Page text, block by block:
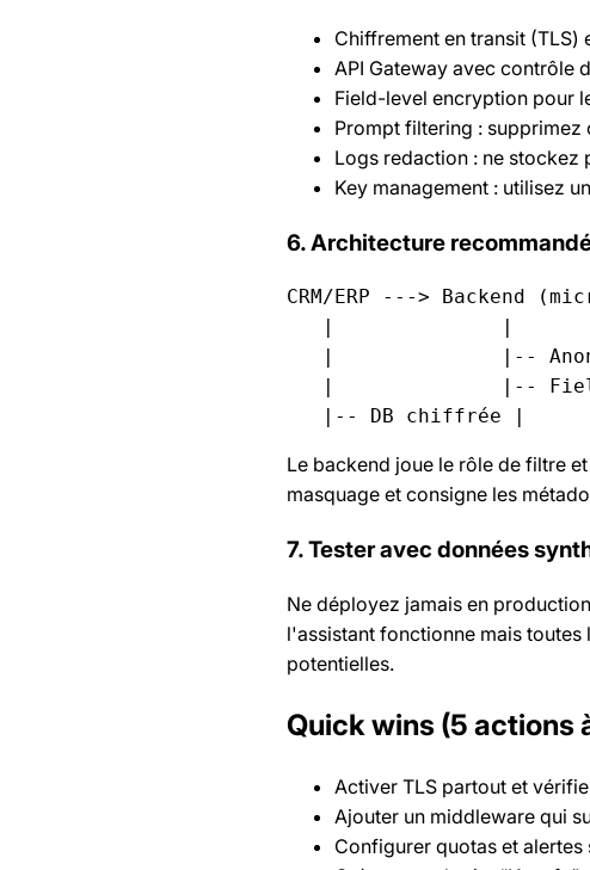
Chiffrement en transit (TLS)
API Gateway avec contrôle
Field-level encryption pour
Prompt filtering : supprimez
Logs redaction : ne stockez
Key management : utilisez
6. Architecture
CRM/ERP ---> Backend
|              |--
|              |--
Le backend joue le rôle de filtre
masquage et consigne les
7. Tester avec données
Ne déployez jamais en
l'assistant fonctionne mais toutes
potentielles.
Quick wins (5 actions
Activer TLS partout et
Ajouter un middleware qui
Configurer quotas et alertes